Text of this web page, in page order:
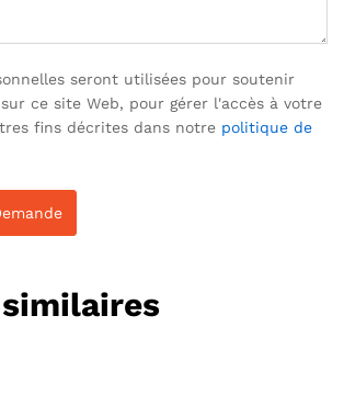
seront utilisées pour soutenir
ce site Web, pour gérer l'accès à votre
fins décrites dans notre politique de